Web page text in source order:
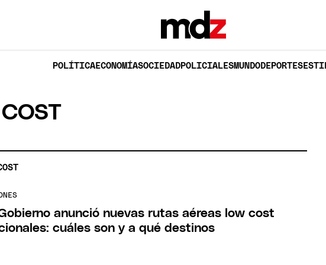
POLÍTICAECONOMÍASOCIEDADPOLICIALESMUNDODEPORTES
anunció nuevas rutas aéreas low cost
cuáles son y a qué destinos